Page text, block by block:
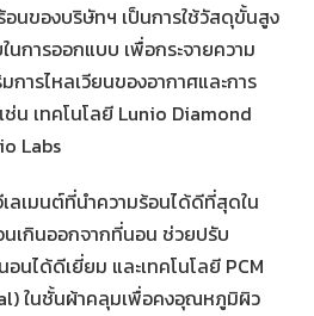
อนของบริษัทฯ เป็นการใช้วัสดุขั้นสูง
การออกแบบ เพื่อกระจายความ
ารไหลเวียนของอากาศและการ
ช่น เทคโนโลยี Lunio Diamond
Labs
ลเมนต์ที่นำความร้อนได้ดีที่สุดใน
นเกินออกจากที่นอน ช่วยปรับ
นได้ดีเยี่ยม และเทคโนโลยี PCM
ในชั้นผ้าคลุมเพื่อคงอุณหภูมิผิว